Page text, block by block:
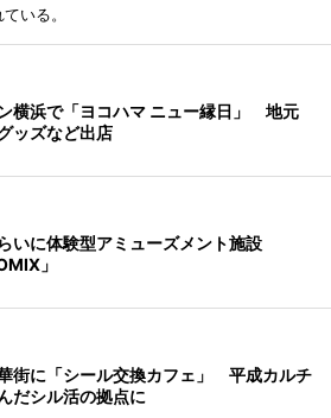
いる。
横浜で「ヨコハマ ニュー縁日」 地元
ッズなど出店
いに体験型アミューズメント施設
」
街に「シール交換カフェ」 平成カルチ
だシル活の拠点に